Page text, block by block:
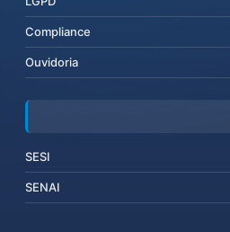
Compliance
Ouvidoria
SESI
SENAI